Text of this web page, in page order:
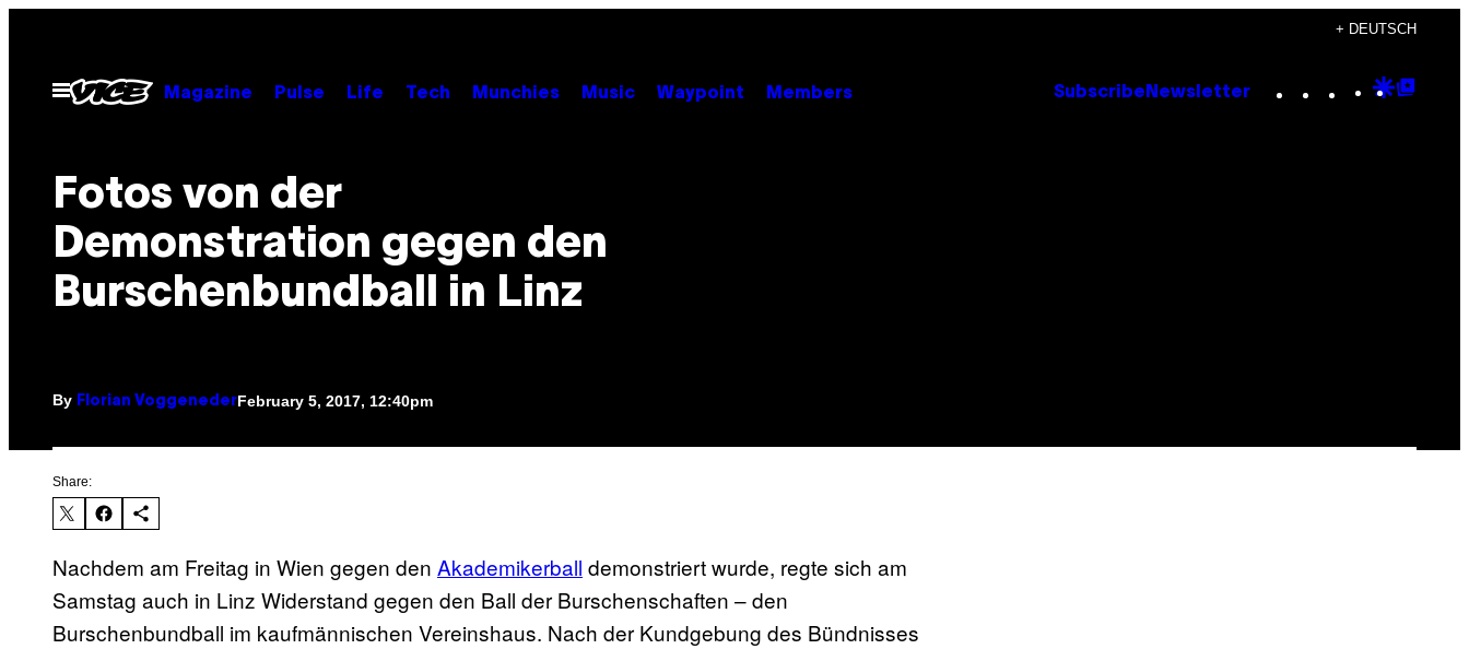
content
+ DEUTSCH
Open
Menu
Magazine Pulse Life Tech Munchies Music Waypoint Members Subscribe Newsletter Instagram
TikTok
YouTube
Google
Fotos von der
Demonstration gegen den
Burschenbundball in Linz
By Florian VoggenederFebruary 5, 2017, 12:40pm
Share:
Nachdem am Freitag in Wien gegen den Akademikerball demonstriert wurde, regte sich am
Samstag auch in Linz Widerstand gegen den Ball der Burschenschaften – den
Burschenbundball im kaufmännischen Vereinshaus. Nach der Kundgebung des Bündnisses